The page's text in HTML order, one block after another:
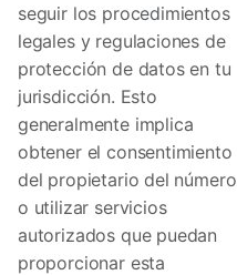
seguir los procedimientos
legales y regulaciones de
protección de datos en tu
jurisdicción. Esto
generalmente implica
obtener el consentimiento
del propietario del número
o utilizar servicios
autorizados que puedan
proporcionar esta